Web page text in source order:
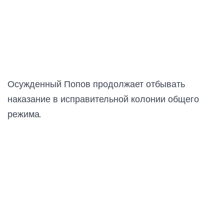
Осужденный Попов продолжает отбывать
наказание в исправительной колонии общего
режима.